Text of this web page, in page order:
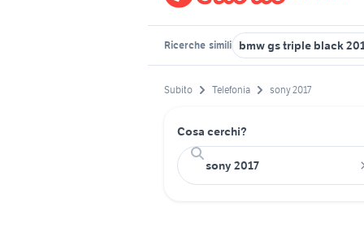
Ricerche simili bmw gs triple black
Subito Telefonia sony 2017
Cosa cerchi?